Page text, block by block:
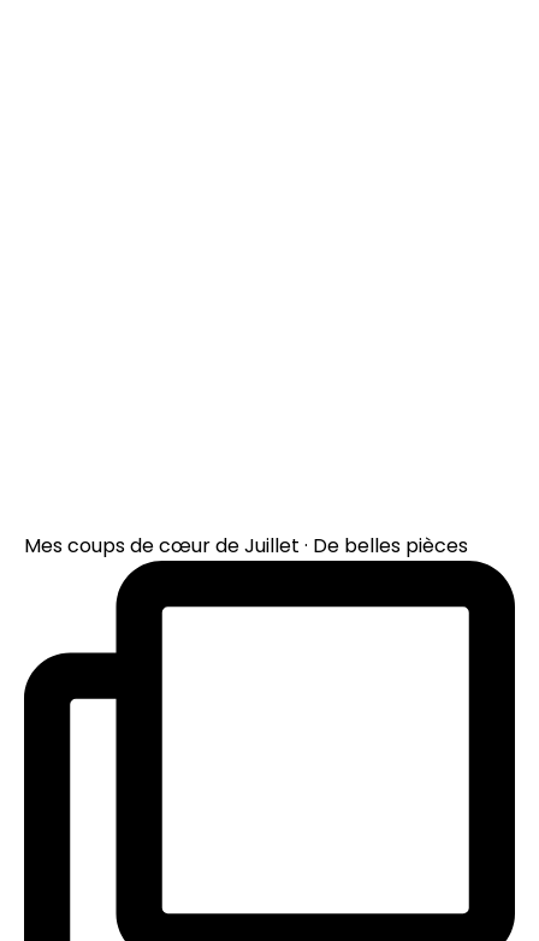
Mes coups de cœur de Juillet · De belles pièces